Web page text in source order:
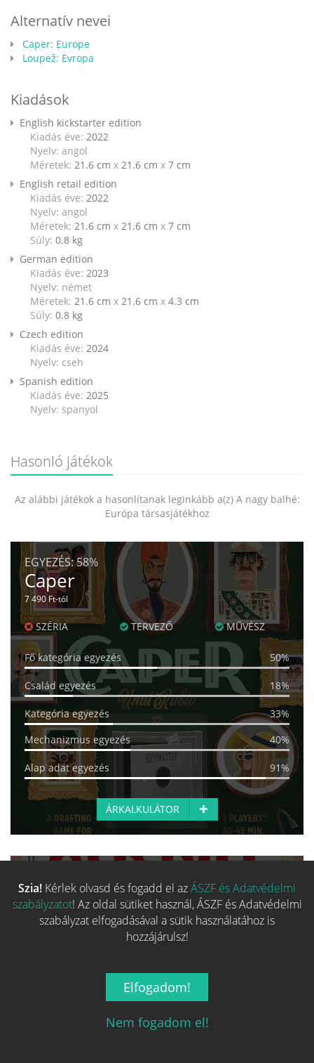
Alternatív nevei
Caper: Europe
Loupež: Evropa
Kiadások
English kickstarter edition
Kiadás éve: 2022
Nyelv: angol
Méretek: 21.6 cm x 21.6 cm x 7 cm
English retail edition
Kiadás éve: 2022
Nyelv: angol
Méretek: 21.6 cm x 21.6 cm x 7 cm
Súly: 0.8 kg
German edition
Kiadás éve: 2023
Nyelv: német
Méretek: 21.6 cm x 21.6 cm x 4.3 cm
Súly: 0.8 kg
Czech edition
Kiadás éve: 2024
Nyelv: cseh
Spanish edition
Kiadás éve: 2025
Nyelv: spanyol
Hasonló játékok
Az alábbi játékok a hasonlítanak leginkább a(z) A nagy balhé:
Európa társasjátékhoz
EGYEZÉS:58%
Caper
7 490 Ft-tól
SZÉRIA TERVEZŐ MŰVÉSZ
Fő kategória egyezés 50%
Család egyezés 18%
Kategória egyezés
33%
Mechanizmus egyezés
40%
Alap adat egyezés 91%
ÁRKALKULÁTOR
Old Bill featuring Caper thieves
2 990 Ft-tól
TERVEZŐ
Fő kategória egyezés
Kategória egyezés
Szia! Kérlek olvasd és fogadd el azÁSZF és Adatvédelmi
szabályzatot! Az oldal sütiket használ, ÁSZF és Adatvédelmi
szabályzat elfogadásával a sütik használatához is
hozzájárulsz!
Elfogadom!
Nem fogadom el!